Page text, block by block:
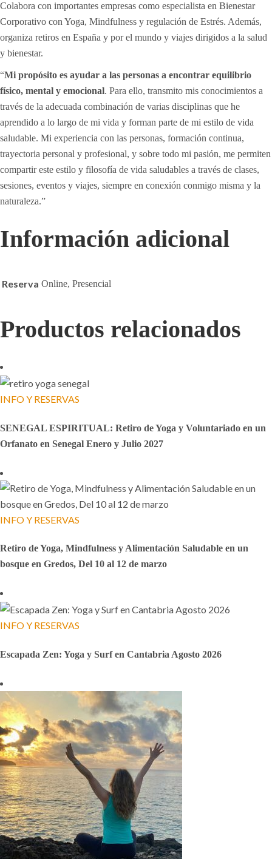
Colabora con importantes empresas como especialista en Bienestar
Corporativo con Yoga, Mindfulness y regulación de Estrés. Además,
organiza retiros en España y por el mundo y viajes dirigidos a la salud
y bienestar.
“Mi propósito es ayudar a las personas a encontrar equilibrio
físico, mental y emocional. Para ello, transmito mis conocimientos a
través de la adecuada combinación de varias disciplinas que he
aprendido a lo largo de mi vida y forman parte de mi estilo de vida
saludable. Mi experiencia con las personas, formación continua,
trayectoria personal y profesional, y sobre todo mi pasión, me permiten
compartir este estilo y filosofía de vida saludables a través de clases,
sesiones, eventos y viajes, siempre en conexión conmigo misma y la
naturaleza.”
Información adicional
Reserva Online, Presencial
Productos relacionados
INFO Y RESERVAS
SENEGAL ESPIRITUAL: Retiro de Yoga y Voluntariado en un
Orfanato en Senegal Enero y Julio 2027
INFO Y RESERVAS
Retiro de Yoga, Mindfulness y Alimentación Saludable en un
bosque en Gredos, Del 10 al 12 de marzo
INFO Y RESERVAS
Escapada Zen: Yoga y Surf en Cantabria Agosto 2026